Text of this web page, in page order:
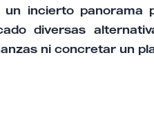
un incierto panorama
diversas
ni concretar un